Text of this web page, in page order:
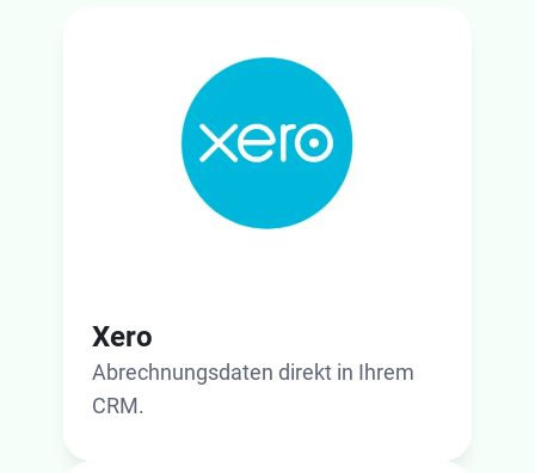
Xero
Abrechnungsdaten direkt in Ihrem
CRM.